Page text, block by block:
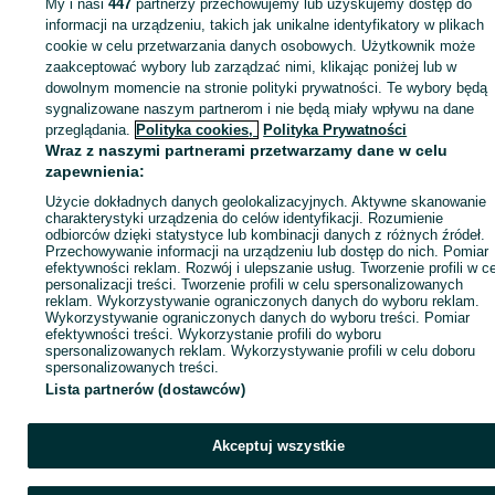
Zaloguj się lub załóż konto na OLX, aby skontaktować się z
sprzedającym
Zaloguj się / Załóż konto
My i nasi447 partnerzy przechowujemy lub uzyskujemy dostęp do
informacji na urządzeniu, takich jak unikalne identyfikatory w plikach
cookie w celu przetwarzania danych osobowych. Użytkownik może
zaakceptować wybory lub zarządzać nimi, klikając poniżej lub w
dowolnym momencie na stronie polityki prywatności. Te wybory będą
sygnalizowane naszym partnerom i nie będą miały wpływu na dane
przeglądania. Polityka cookies, Polityka Prywatności
Wraz z naszymi partnerami przetwarzamy dane w celu
zapewnienia:
Użycie dokładnych danych geolokalizacyjnych. Aktywne skanowanie
charakterystyki urządzenia do celów identyfikacji. Rozumienie
odbiorców dzięki statystyce lub kombinacji danych z różnych źródeł.
Przechowywanie informacji na urządzeniu lub dostęp do nich. Pomiar
efektywności reklam. Rozwój i ulepszanie usług. Tworzenie profili w
personalizacji treści. Tworzenie profili w celu spersonalizowanych
reklam. Wykorzystywanie ograniczonych danych do wyboru reklam.
Wykorzystywanie ograniczonych danych do wyboru treści. Pomiar
efektywności treści. Wykorzystanie profili do wyboru
spersonalizowanych reklam. Wykorzystywanie profili w celu doboru
spersonalizowanych treści.
Lista partnerów (dostawców)
Akceptuj wszystkie